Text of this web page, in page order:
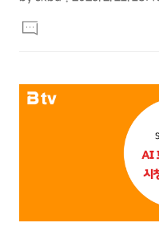
츠
문
댓
글